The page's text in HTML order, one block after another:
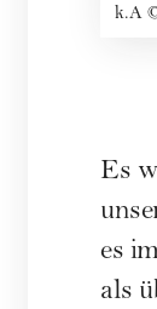
k.A
Es
es
als